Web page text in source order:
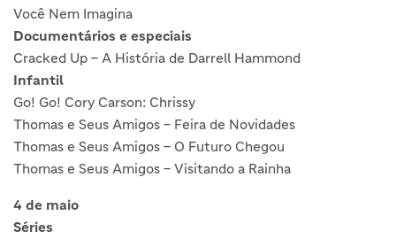
Você Nem Imagina
Documentários e especiais
Cracked Up – A História de Darrell Hammond
Infantil
Go! Go! Cory Carson: Chrissy
Thomas e Seus Amigos – Feira de Novidades
Thomas e Seus Amigos – O Futuro Chegou
Thomas e Seus Amigos – Visitando a Rainha
4 de maio
Séries